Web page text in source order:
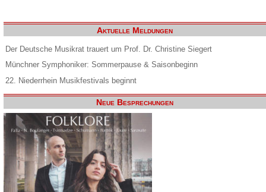
Aktuelle Meldungen
Der Deutsche Musikrat trauert um Prof. Dr. Christine Siegert
Münchner Symphoniker: Sommerpause & Saisonbeginn
22. Niederrhein Musikfestivals beginnt
Neue Besprechungen